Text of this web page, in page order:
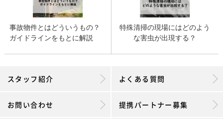
事故物件とはどういうもの？
ガイドラインをもとに解説
特殊清掃の現場にはどのよう
な害虫が出現する？
スタッフ紹介 よくある質問
お問い合わせ 提携パートナー募集